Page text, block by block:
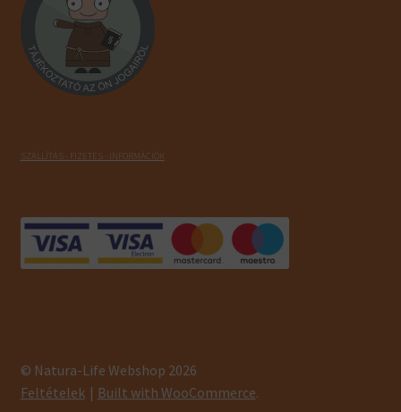
SZÁLLÍTÁS - FIZETÉS - INFORMÁCIÓK
© Natura-Life Webshop 2026
Feltételek
Built with WooCommerce.